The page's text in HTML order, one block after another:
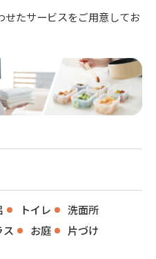
せたサービスをご用意してお
トイレ
洗面所
ス お庭
片づけ